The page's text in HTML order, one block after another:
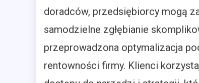
doradców, przedsiębiorcy mogą
samodzielne zgłębianie
przeprowadzona optymalizacja
rentowności firmy. Klienci